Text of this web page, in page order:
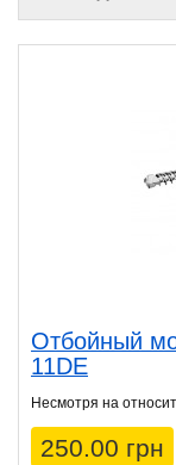
Отбойный
11DE
Несмотря на
250.00 грн